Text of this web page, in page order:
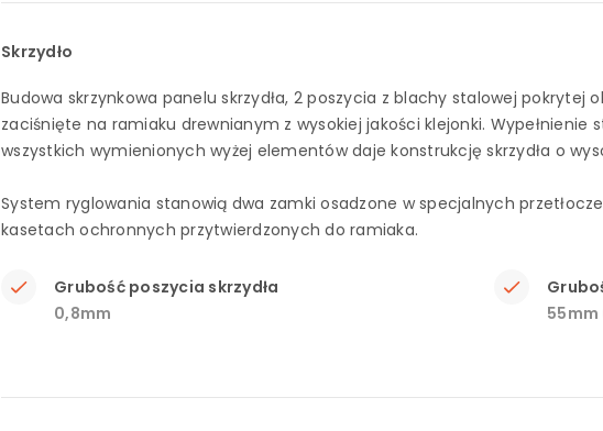
Skrzydło
Budowa skrzynkowa panelu skrzydła, 2 poszycia z blachy stalowej pokrytej
zaciśnięte na ramiaku drewnianym z wysokiej jakości klejonki. Wypełnienie
wszystkich wymienionych wyżej elementów daje konstrukcję skrzydła o
System ryglowania stanowią dwa zamki osadzone w specjalnych
kasetach ochronnych przytwierdzonych do ramiaka.
Grubość poszycia skrzydła
0,8mm